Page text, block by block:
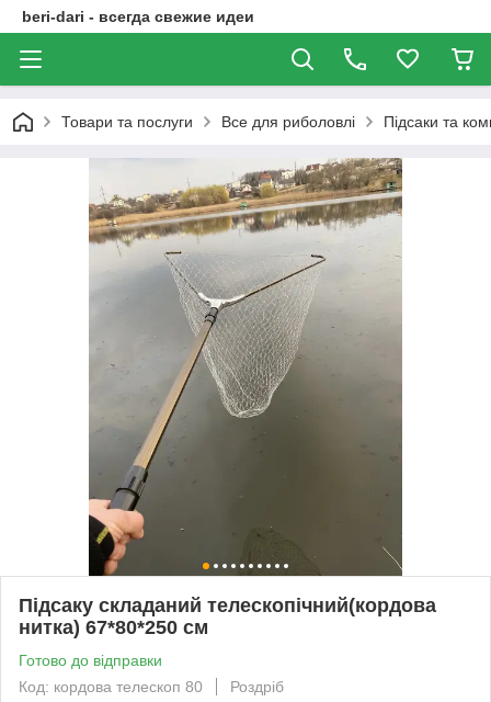
beri-dari - всегда свежие идеи
Товари та послуги Все для риболовлі Підсаки та
Підсаку складаний телескопічний(кордова
нитка) 67*80*250 см
Готово до відправки
Код: кордова телескоп 80
Роздріб